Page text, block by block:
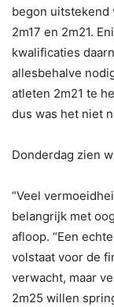
begon uitstekend
2m17 en 2m21.
kwalificaties
allesbehalve
atleten 2m21 te
dus was het niet
Donderdag zien
“Veel
belangrijk met
afloop. “Een
volstaat voor de
verwacht, maar
2m25 willen